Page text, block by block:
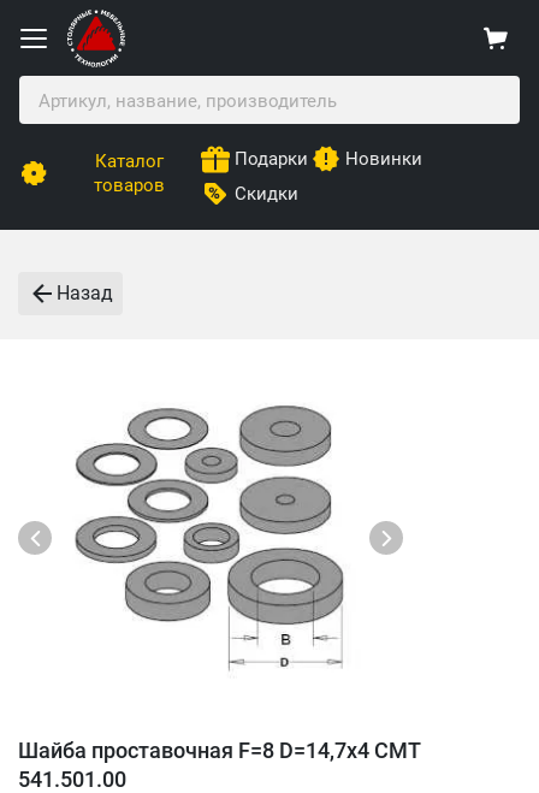
Каталог
товаров
Подарки
Новинки
Скидки
Назад
Шайба проставочная F=8 D=14,7x4 CMT
541.501.00